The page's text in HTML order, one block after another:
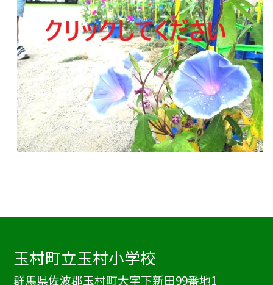
玉村町立玉村小学校
群馬県佐波郡玉村町大字下新田99番地1